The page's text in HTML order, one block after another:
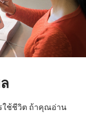
ใช้​ชีวิต ถ้า​คุณ​อ่าน​